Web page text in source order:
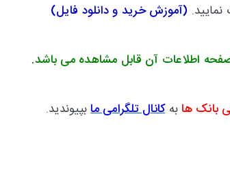
(آموزش خرید و دانلود فایل)
اطلاعات آن قابل مشاهده می باشد.
بانک هابهکانال تلگرامی مابپیوندید.